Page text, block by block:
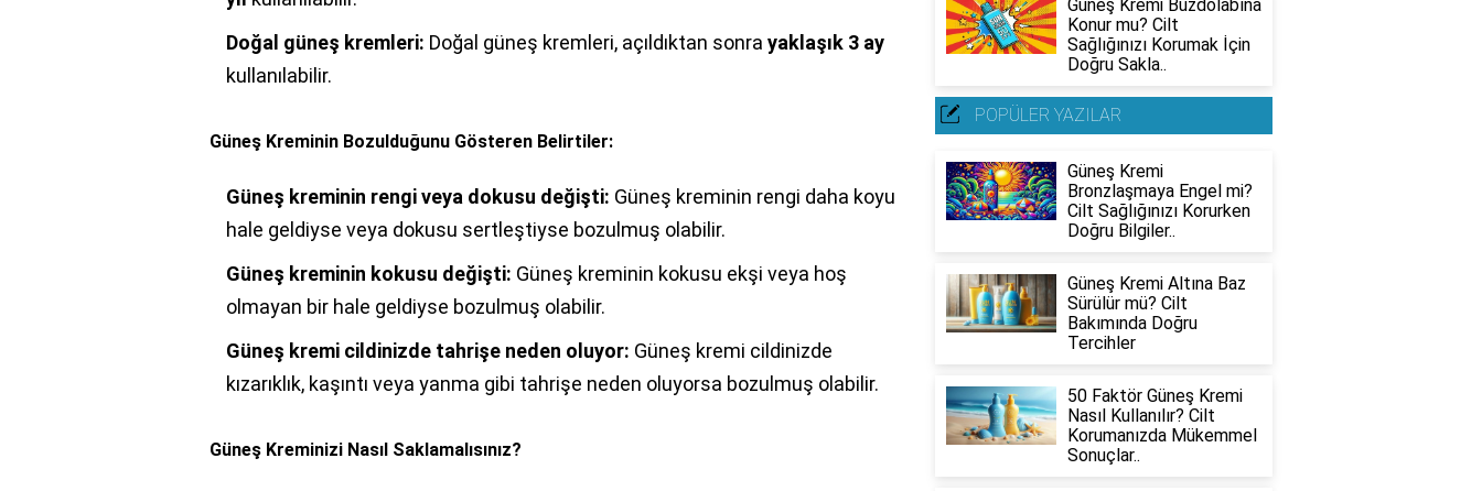
Doğal güneş kremleri: Doğal güneş kremleri, açıldıktan sonra yaklaşık 3 ay
kullanılabilir.
Güneş Kreminin Bozulduğunu Gösteren Belirtiler:
Güneş kreminin rengi veya dokusu değişti: Güneş kreminin rengi daha koyu
hale geldiyse veya dokusu sertleştiyse bozulmuş olabilir.
Güneş kreminin kokusu değişti: Güneş kreminin kokusu ekşi veya hoş
olmayan bir hale geldiyse bozulmuş olabilir.
Güneş kremi cildinizde tahrişe neden oluyor: Güneş kremi cildinizde
kızarıklık, kaşıntı veya yanma gibi tahrişe neden oluyorsa bozulmuş olabilir.
Güneş Kreminizi Nasıl Saklamalısınız?
Güneş Kremi Buzdolabına
Konur mu? Cilt
Sağlığınızı Korumak İçin
Doğru Sakla..
POPÜLER YAZILAR
Güneş Kremi
Bronzlaşmaya Engel mi?
Cilt Sağlığınızı Korurken
Doğru Bilgiler..
Güneş Kremi Altına Baz
Sürülür mü? Cilt
Bakımında Doğru
Tercihler
50 Faktör Güneş Kremi
Nasıl Kullanılır? Cilt
Korumanızda Mükemmel
Sonuçlar..